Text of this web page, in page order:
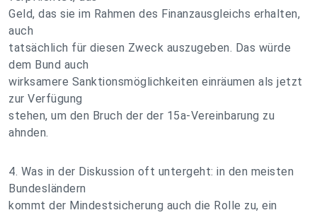
Geld, das sie im Rahmen des Finanzausgleichs erhalten,
auch
tatsächlich für diesen Zweck auszugeben. Das würde
dem Bund auch
wirksamere Sanktionsmöglichkeiten einräumen als jetzt
zur Verfügung
stehen, um den Bruch der der 15a-Vereinbarung zu
ahnden.
4. Was in der Diskussion oft untergeht: in den meisten
Bundesländern
kommt der Mindestsicherung auch die Rolle zu, ein